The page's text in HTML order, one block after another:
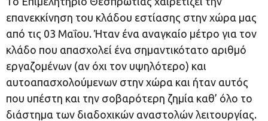
επανεκκίνηση του κλάδου εστίασης στην χώρα μας
από τις 03 Μαΐου. Ήταν ένα αναγκαίο μέτρο για τον
κλάδο που απασχολεί ένα σημαντικότατο αριθμό
εργαζομένων (αν όχι τον υψηλότερο) και
αυτοαπασχολούμενων στην χώρα και ήταν αυτός
που υπέστη και την σοβαρότερη ζημία καθ’ όλο το
διάστημα των διαδοχικών αναστολών λειτουργίας.